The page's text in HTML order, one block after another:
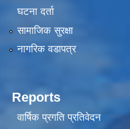
घटना दर्ता
सामाजिक सुरक्षा
नागरिक वडापत्र
Reports
वार्षिक प्रगति प्रतिवेदन